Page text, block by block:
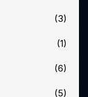
(3)
(1)
(6)
(5)